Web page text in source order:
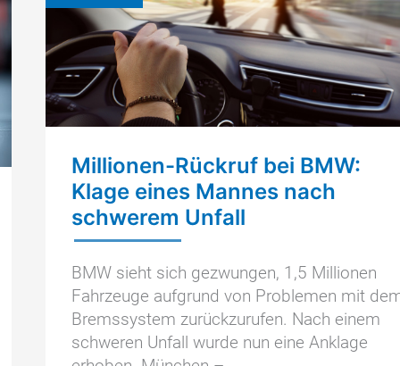
Millionen-Rückruf bei BMW:
Klage eines Mannes nach
schwerem Unfall
BMW sieht sich gezwungen, 1,5 Millionen
Fahrzeuge aufgrund von Problemen mit
Bremssystem zurückzurufen. Nach einem
schweren Unfall wurde nun eine Anklage